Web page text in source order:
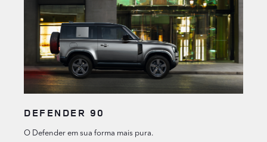
DEFENDER 90
O Defender em sua forma mais pura.